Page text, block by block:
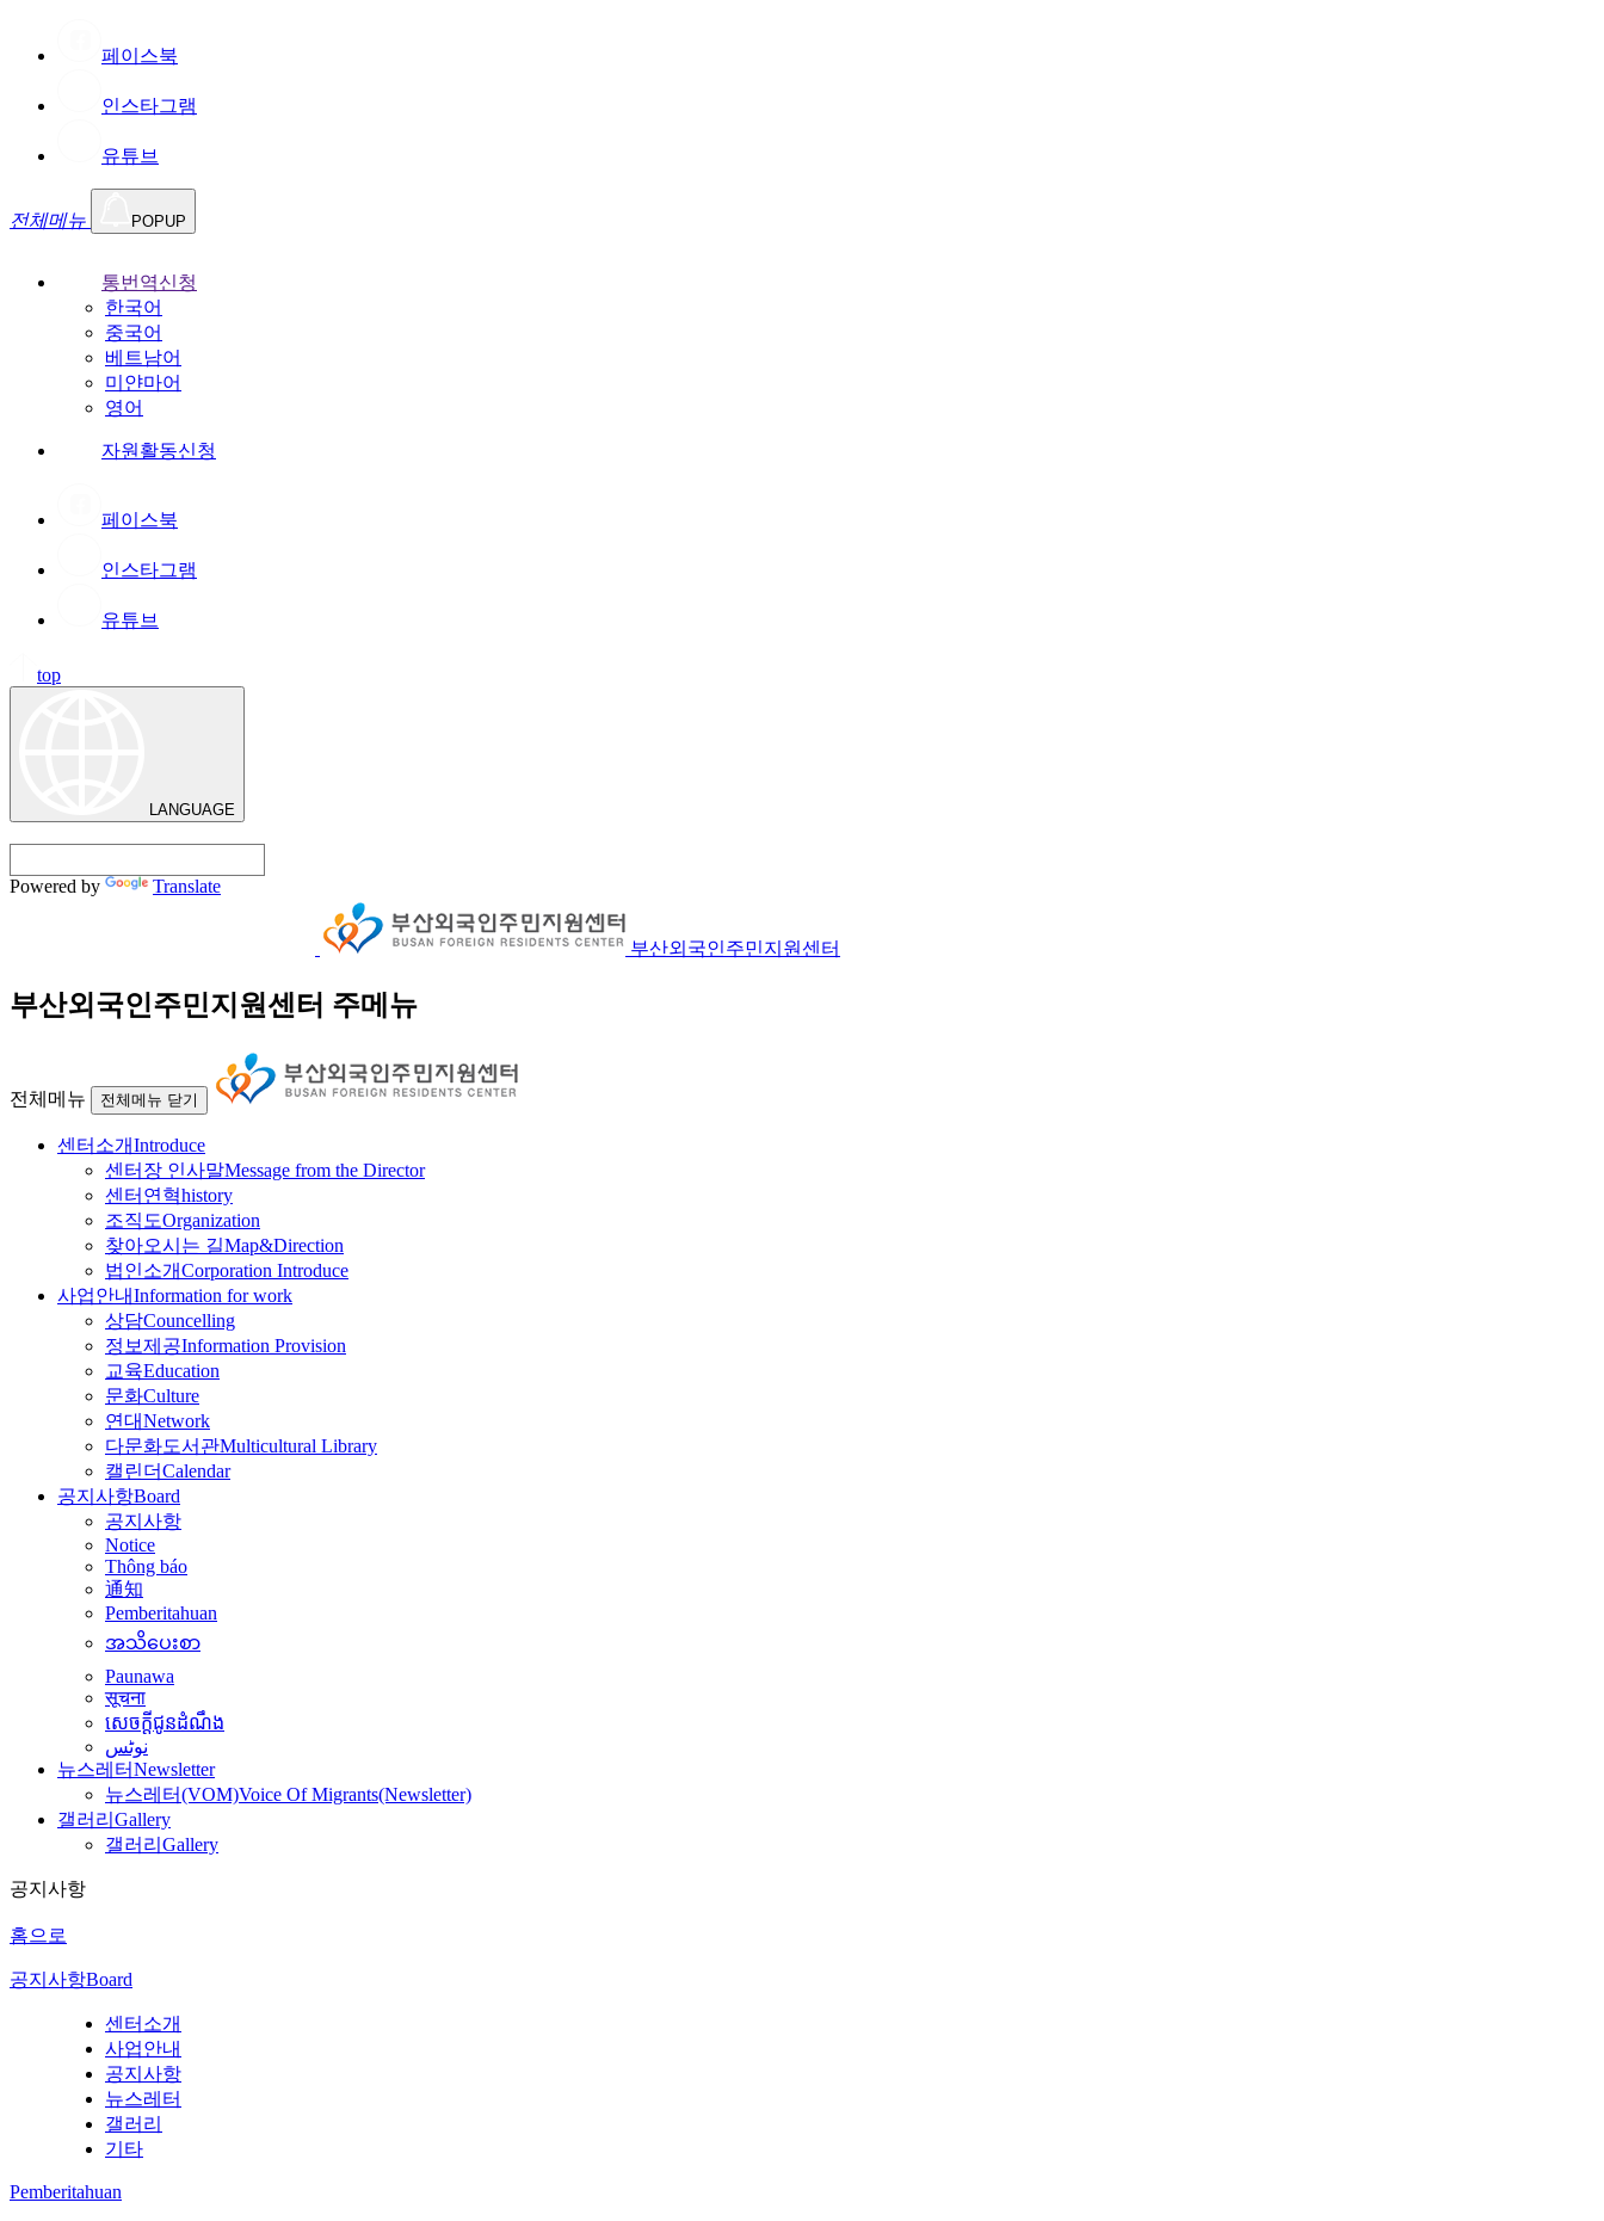
페이스북
인스타그램
유튜브
전체메뉴 POPUP
통번역신청
한국어
중국어
베트남어
미얀마어
영어
자원활동신청
페이스북
인스타그램
유튜브
top
LANGUAGE
Powered by Translate
부산외국인주민지원센터
부산외국인주민지원센터 주메뉴
전체메뉴 전체메뉴 닫기
센터소개Introduce
센터장 인사말Message from the Director
센터연혁history
조직도Organization
찾아오시는 길Map&Direction
법인소개Corporation Introduce
사업안내Information for work
상담Councelling
정보제공Information Provision
교육Education
문화Culture
연대Network
다문화도서관Multicultural Library
캘린더Calendar
공지사항Board
공지사항
Notice
Thông báo
通知
Pemberitahuan
အသိပေးစာ
Paunawa
सूचना
សេចក្តីជូនដំណឹង
نوٹس
뉴스레터Newsletter
뉴스레터(VOM)Voice Of Migrants(Newsletter)
갤러리 Gallery
갤러리 Gallery
공지사항
홈으로
공지사항Board
센터소개
사업안내
공지사항
뉴스레터
갤러리
기타
Pemberitahuan